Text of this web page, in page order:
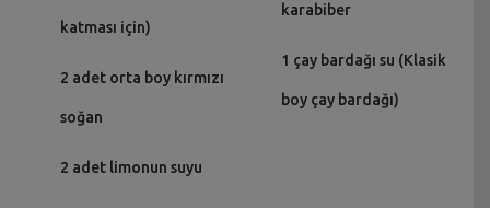
katması için)
2 adet orta boy kırmızı
soğan
2 adet limonun suyu
karabiber
1 çay bardağı su (Klasik
boy çay bardağı)